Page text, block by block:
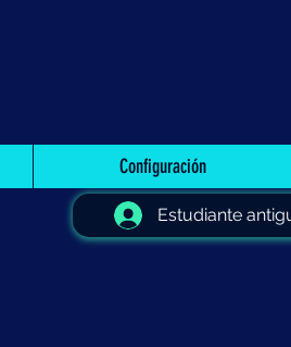
Configuración
Estudiante